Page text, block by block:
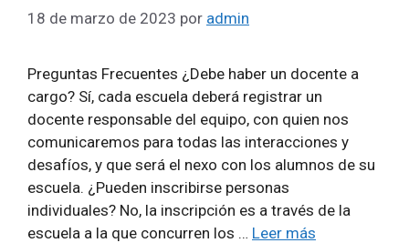
18 de marzo de 2023 por admin
Preguntas Frecuentes ¿Debe haber un docente a
cargo? Sí, cada escuela deberá registrar un
docente responsable del equipo, con quien nos
comunicaremos para todas las interacciones y
desafíos, y que será el nexo con los alumnos de su
escuela. ¿Pueden inscribirse personas
individuales? No, la inscripción es a través de la
escuela a la que concurren los … Leer más